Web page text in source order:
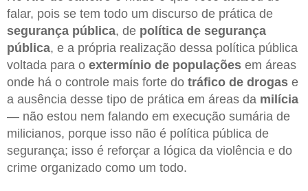
falar, pois se tem todo um discurso de prática de
segurança pública, de política de segurança
pública, e a própria realização dessa política pública
voltada para o extermínio de populações em áreas
onde há o controle mais forte do tráfico de drogas e
a ausência desse tipo de prática em áreas da milícia
— não estou nem falando em execução sumária de
milicianos, porque isso não é política pública de
segurança; isso é reforçar a lógica da violência e do
crime organizado como um todo.